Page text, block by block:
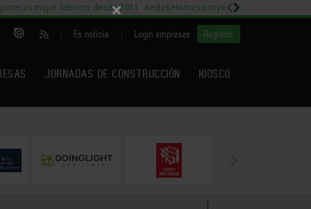
mejor febrero desde 2011 Aedas Homes proyecto Fiora
Es noticia Login empresas Registro
JORNADAS DE CONSTRUCCIÓN KIOSCO
×